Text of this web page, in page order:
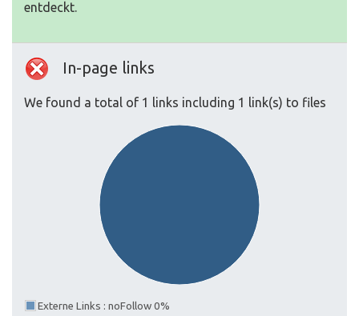
entdeckt.
In-page links
We found a total of 1 links including 1 link(s) to files
Externe Links : noFollow 0%